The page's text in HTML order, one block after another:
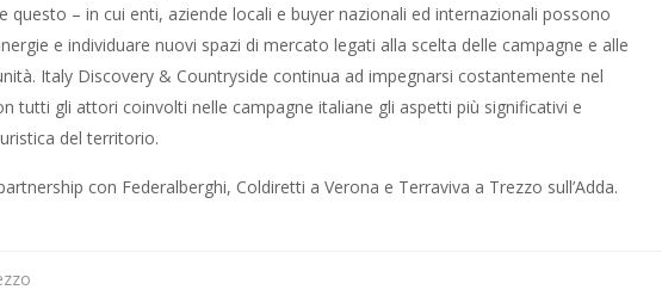
questo – in cui enti, aziende locali e buyer nazionali ed internazionali possono
e individuare nuovi spazi di mercato legati alla scelta delle campagne e alle
Italy Discovery & Countryside continua ad impegnarsi costantemente nel
tutti gli attori coinvolti nelle campagne italiane gli aspetti più significativi e
del territorio.
con Federalberghi, Coldiretti a Verona e Terraviva a Trezzo sull’Adda.